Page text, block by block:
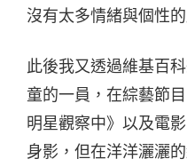
沒有太多情緒與個性的
此後我又透過維基百
童的一員，在綜藝節
明星觀察中》以及電
身影，但在洋洋灑灑